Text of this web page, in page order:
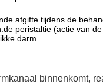
afgifte tijdens de
peristaltie (actie van
darm.
binnenkomt,